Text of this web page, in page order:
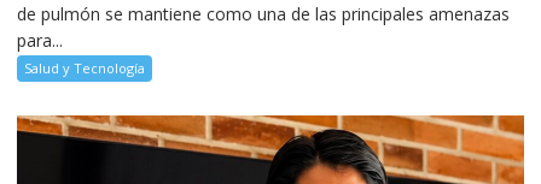
de pulmón se mantiene como una de las principales amenazas
para...
Salud y Tecnología